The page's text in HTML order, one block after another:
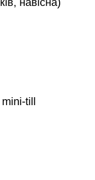
till